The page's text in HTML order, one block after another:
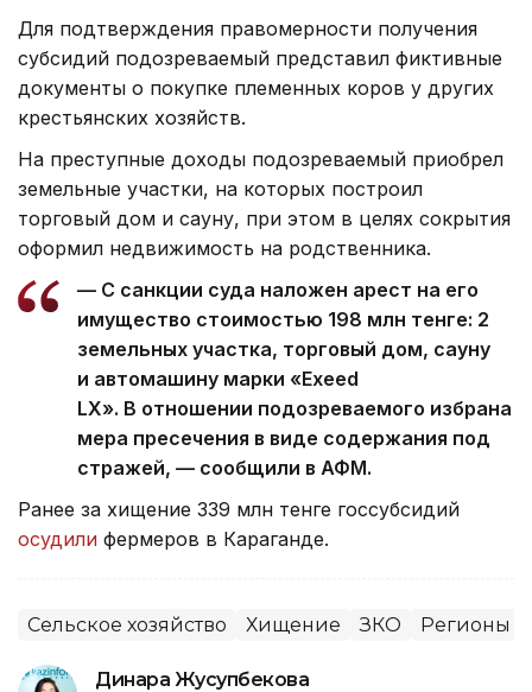
Для подтверждения правомерности получения
субсидий подозреваемый представил фиктивные
документы о покупке племенных коров у других
крестьянских хозяйств.
На преступные доходы подозреваемый приобрел
земельные участки, на которых построил
торговый дом и сауну, при этом в целях сокрытия
оформил недвижимость на родственника.
— С санкции суда наложен арест на его
имущество стоимостью 198 млн тенге: 2
земельных участка, торговый дом, сауну
и автомашину марки «Exeed
LX». В отношении подозреваемого избрана
мера пресечения в виде содержания под
стражей, — сообщили в АФМ.
Ранее за хищение 339 млн тенге госсубсидий
осудили фермеров в Караганде.
Сельское хозяйство Хищение ЗКО Регионы
Динара Жусупбекова